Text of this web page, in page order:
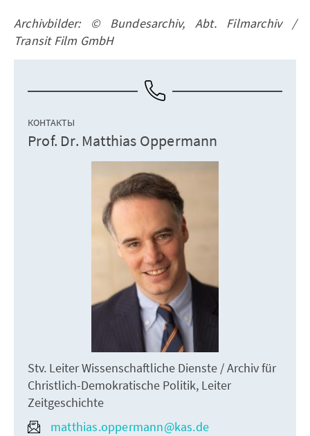
Archivbilder: © Bundesarchiv, Abt. Filmarchiv /
Transit Film GmbH
КОНТАКТЫ
Prof. Dr. Matthias Oppermann
Stv. Leiter Wissenschaftliche Dienste / Archiv für
Christlich-Demokratische Politik, Leiter
Zeitgeschichte
matthias.oppermann@kas.de